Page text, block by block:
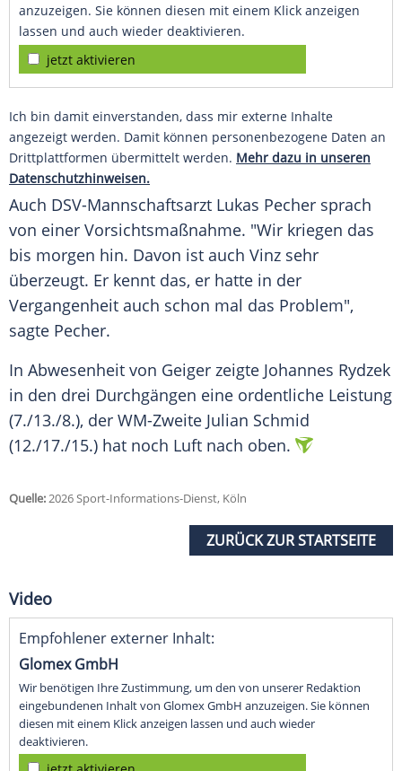
anzuzeigen. Sie können diesen mit einem Klick anzeigen
lassen und auch wieder deaktivieren.
jetzt aktivieren
Ich bin damit einverstanden, dass mir externe Inhalte
angezeigt werden. Damit können personenbezogene Daten an
Drittplattformen übermittelt werden. Mehr dazu in unseren
Datenschutzhinweisen.
Auch DSV-Mannschaftsarzt Lukas Pecher sprach
von einer Vorsichtsmaßnahme. "Wir kriegen das
bis morgen hin. Davon ist auch Vinz sehr
überzeugt. Er kennt das, er hatte in der
Vergangenheit auch schon mal das Problem",
sagte Pecher.
In Abwesenheit von Geiger zeigte Johannes Rydzek
in den drei Durchgängen eine ordentliche Leistung
(7./13./8.), der WM-Zweite Julian Schmid
(12./17./15.) hat noch Luft nach oben.
Quelle:2026 Sport-Informations-Dienst, Köln
ZURÜCK ZUR STARTSEITE
Video
Empfohlener externer Inhalt:
Glomex GmbH
Wir benötigen Ihre Zustimmung, um den von unserer Redaktion
eingebundenen Inhalt von Glomex GmbH anzuzeigen. Sie können
diesen mit einem Klick anzeigen lassen und auch wieder
deaktivieren.